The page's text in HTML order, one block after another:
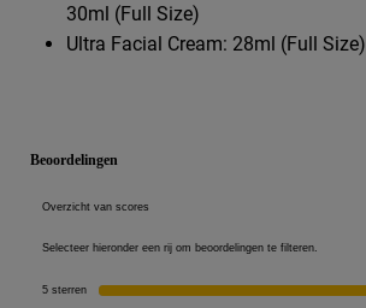
30ml (Full Size)
Ultra Facial Cream: 28ml (Full Size)